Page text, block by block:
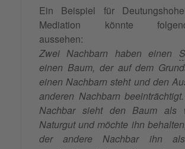
Ein Beispiel für
Mediation könnte
aussehen:
Zwei Nachbarn haben einen
einen Baum, der auf dem
einen Nachbarn steht und den
anderen Nachbarn
Nachbar sieht den Baum als
Naturgut und möchte ihn
der andere Nachbar ihn